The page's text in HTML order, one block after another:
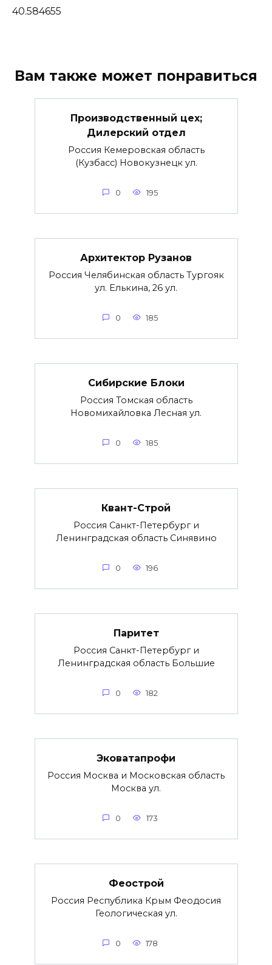
40.584655
Вам также может понравиться
Производственный цех;
Дилерский отдел
Россия Кемеровская область
(Кузбасс) Новокузнецк ул.
0 195
Архитектор Рузанов
Россия Челябинская область Тургояк
ул. Елькина, 26 ул.
0 185
Сибирские Блоки
Россия Томская область
Новомихайловка Лесная ул.
0 185
Квант-Строй
Россия Санкт-Петербург и
Ленинградская область Синявино
0 196
Паритет
Россия Санкт-Петербург и
Ленинградская область Большие
0 182
Эковатапрофи
Россия Москва и Московская область
Москва ул.
0 173
Феострой
Россия Республика Крым Феодосия
Геологическая ул.
0 178